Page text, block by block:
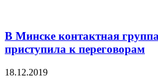
В Минске контактная
приступила к переговорам
18.12.2019